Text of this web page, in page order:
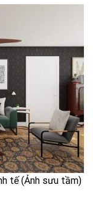
tế (Ảnh sưu tầm)